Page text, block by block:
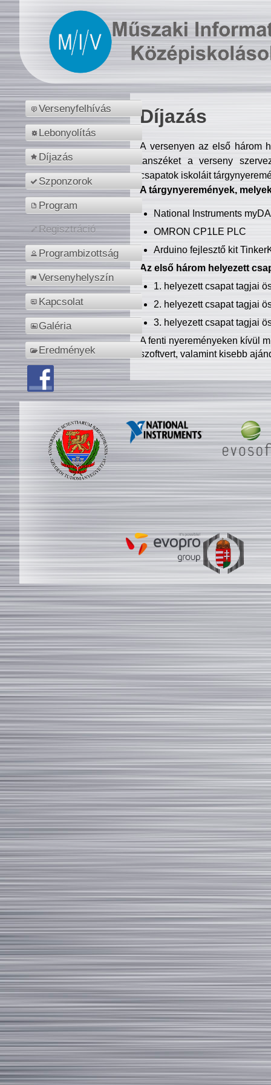
Versenyfelhívás
Lebonyolítás
Díjazás
Szponzorok
Program
Regisztráció
Programbizottság
Versenyhelyszín
Kapcsolat
Galéria
Eredmények
Díjazás
A versenyen az első három
tanszéket a verseny
csapatok iskoláit
A tárgynyeremények,
National Instruments
OMRON CP1LE PLC
Arduino fejlesztő kit
Az első három helyezett
1. helyezett csapat tagjai
2. helyezett csapat tagjai
3. helyezett csapat tagjai
A fenti nyereményeken kívül
szoftvert, valamint kisebb